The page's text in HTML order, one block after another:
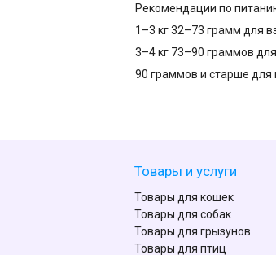
Рекомендации по
1–3 кг 32–73 грамм для
3–4 кг 73–90 граммов
90 граммов и старше для
Товары и услуги
Товары для кошек
Товары для собак
Товары для грызунов
Товары для птиц